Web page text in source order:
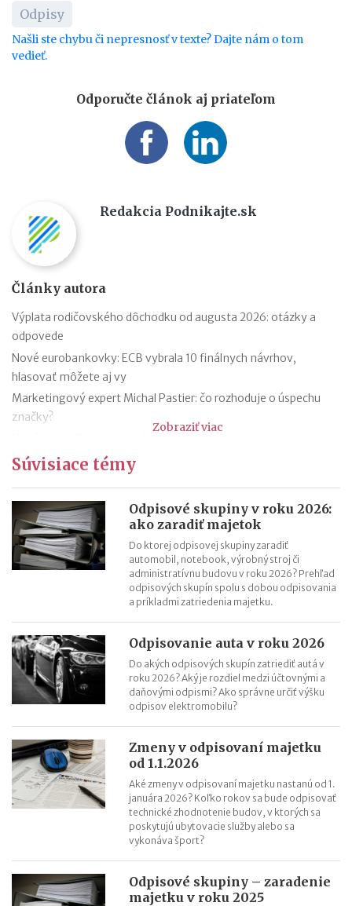
Odpisy
Našli ste chybu či nepresnosť v texte? Dajte nám o tom
vedieť.
Odporučte článok aj priateľom
Redakcia Podnikajte.sk
Články autora
Výplata rodičovského dôchodku od augusta 2026: otázky a
odpovede
Nové eurobankovky: ECB vybrala 10 finálnych návrhov,
hlasovať môžete aj vy
Marketingový expert Michal Pastier: čo rozhoduje o úspechu
značky?
hodnotení pracovných miest
Kontroly odpočtu DPH pri autách na podnikanie
Kontroly influencerov a tvorcov digitálneho obsahu: finančná
správa sa zameria na ich príjmy
Zmeny v e-faktúre: štát ju opravuje ešte pred zavedením
VÚB mení podmienky firemných debetných a kreditných kariet
Mýty o dôchodkovej prognóze a riešenie sporných situácií
Kedy vznikajú absolventom škôl povinnosti voči Sociálnej
poisťovni?
Zobraziť viac
Súvisiace témy
Odpisové skupiny v roku 2026:
ako zaradiť majetok
Do ktorej odpisovej skupiny zaradiť
automobil, notebook, výrobný stroj či
administratívnu budovu v roku 2026? Prehľad
odpisových skupín spolu s dobou odpisovania
a príkladmi zatriedenia majetku.
Odpisovanie auta v roku 2026
Do akých odpisových skupín zatriediť autá v
roku 2026? Aký je rozdiel medzi účtovnými a
daňovými odpismi? Ako správne určiť výšku
odpisov elektromobilu?
Zmeny v odpisovaní majetku
od 1.1.2026
Aké zmeny v odpisovaní majetku nastanú od 1.
januára 2026? Koľko rokov sa bude odpisovať
technické zhodnotenie budov, v ktorých sa
poskytujú ubytovacie služby alebo sa
vykonáva šport?
Odpisové skupiny – zaradenie
majetku v roku 2025